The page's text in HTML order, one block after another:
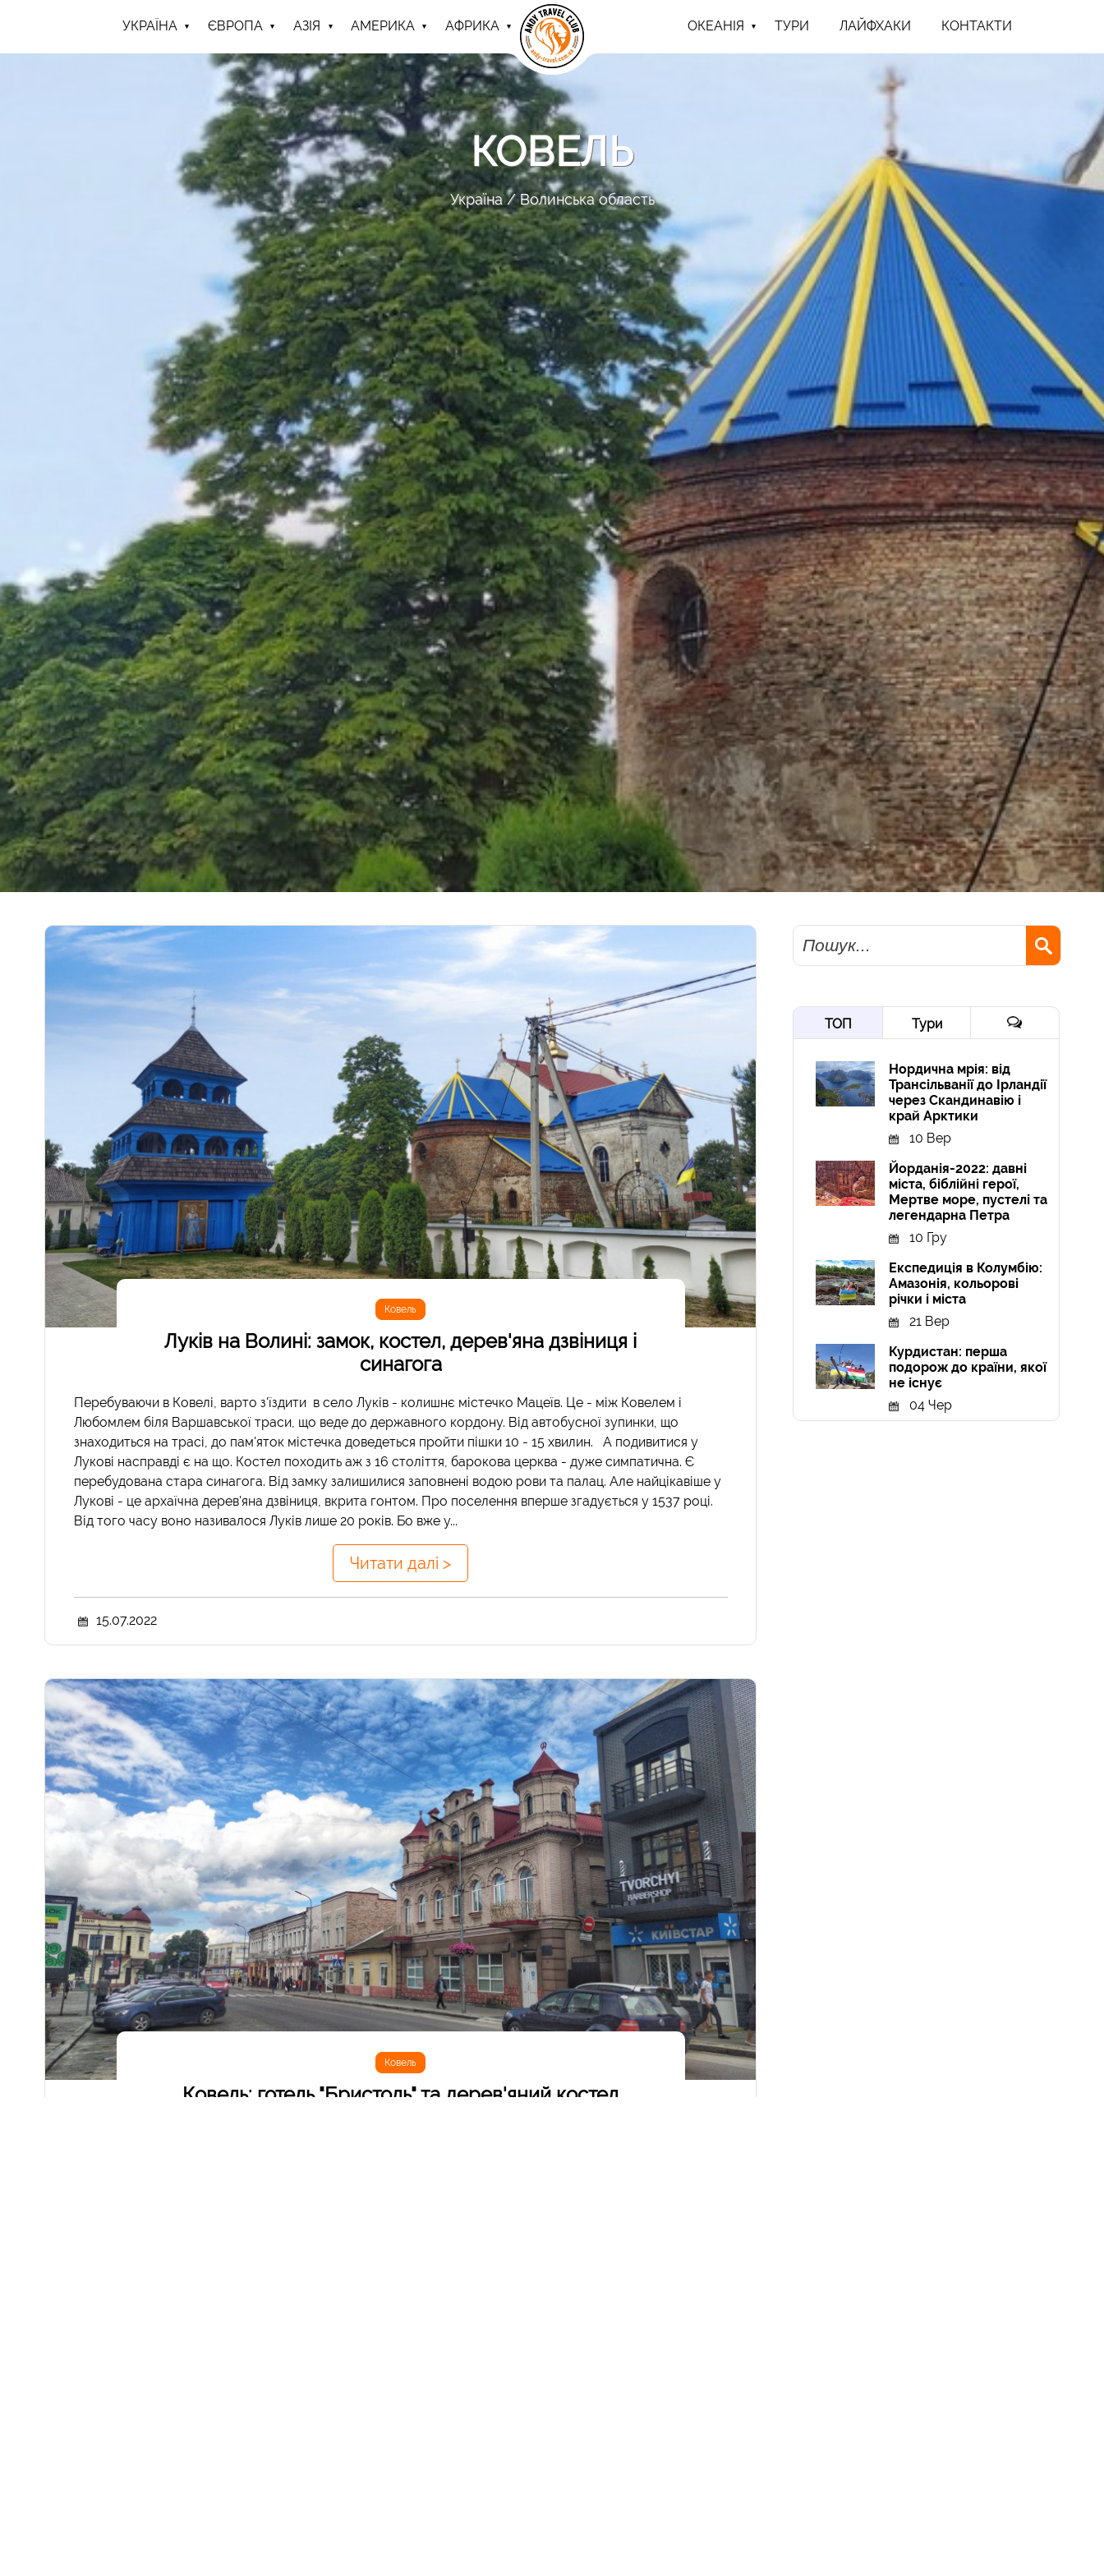
УКРАЇНА ЄВРОПА АЗІЯ АМЕРИКА АФРИКА ОКЕАНІЯ ТУРИ ЛАЙФХАКИ КОНТАКТИ
КОВЕЛЬ
Україна Волинська область
Ковель
Луків на Волині: замок, костел, дерев'яна дзвіниця і
синагога
Перебуваючи в Ковелі, варто з'їздити в село Луків - колишнє містечко Мацеїв. Це - між Ковелем і
Любомлем біля Варшавської траси, що веде до державного кордону. Від автобусної зупинки, що
знаходиться на трасі, до пам'яток містечка доведеться пройти пішки 10 - 15 хвилин. А подивитися у
Лукові насправді є на що. Костел походить аж з 16 століття, барокова церква - дуже симпатична. Є
перебудована стара синагога. Від замку залишилися заповнені водою рови та палац. Але найцікавіше у
Лукові - це архаїчна дерев'яна дзвіниця, вкрита гонтом. Про поселення вперше згадується у 1537 році.
Від того часу воно називалося Луків лише 20 років. Бо вже у...
Читати далі >
15.07.2022
Ковель
Ковель: готель "Бристоль" та дерев'яний костел
Пошук
ТОП Тури
Нордична мрія: від
Трансільванії до Ірландії
через Скандинавію і
край Арктики
10 Вер
Йорданія-2022: давні
міста, біблійні герої,
Мертве море, пустелі та
легендарна Петра
10 Гру
Експедиція в Колумбію:
Амазонія, кольорові
річки і міста
21 Вер
Курдистан: перша
подорож до країни, якої
не існує
04 Чер